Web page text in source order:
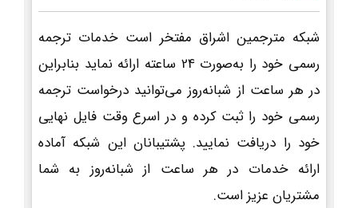
شبکه مترجمین اشراق مفتخر است خدمات ترجمه
رسمی خود را به‌صورت 24 ساعته ارائه نماید بنابراین
در هر ساعت از شبانه‌روز می‌توانید درخواست ترجمه
رسمی خود را ثبت کرده و در اسرع وقت فایل نهایی
خود را دریافت نمایید. پشتیبانان این شبکه آماده
ارائه خدمات در هر ساعت از شبانه‌روز به شما
مشتریان عزیز است.